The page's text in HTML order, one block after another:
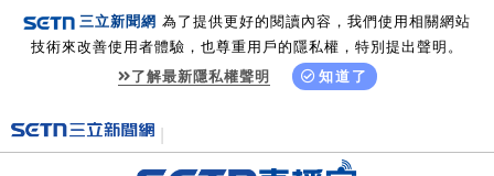
三立新聞網 為了提供更好的閱讀內容，我們使用相關網站
技術來改善使用者體驗，也尊重用戶的隱私權，特別提出聲明。
了解最新隱私權聲明
知道了